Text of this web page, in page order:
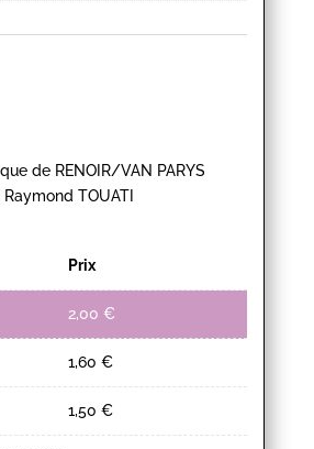
de RENOIR/VAN PARYS
TOUATI
Prix
2,00 €
1,60 €
1,50 €